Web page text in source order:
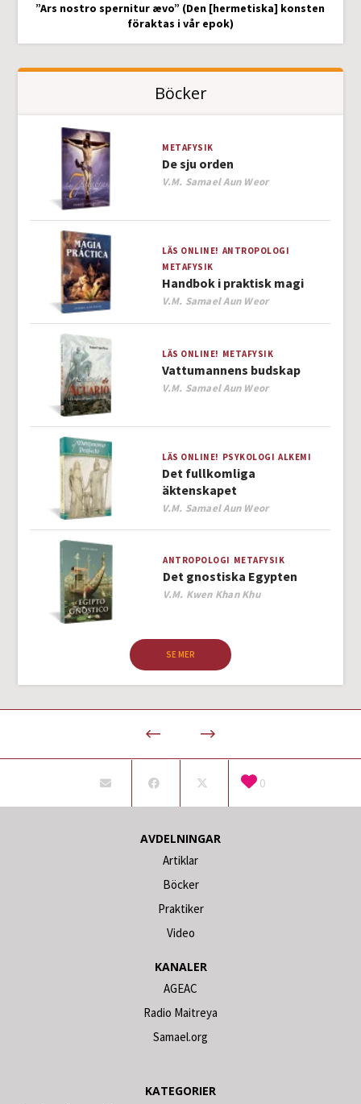
”Ars nostro spernitur ævo” (Den [hermetiska] konsten
föraktas i vår epok)
Böcker
METAFYSIK
De sju orden
Author
V.M. Samael Aun Weor
LÄS ONLINE! ANTROPOLOGI
METAFYSIK
Handbok i praktisk magi
Author
V.M. Samael Aun Weor
LÄS ONLINE! METAFYSIK
Vattumannens budskap
Author
V.M. Samael Aun Weor
LÄS ONLINE! PSYKOLOGI ALKEMI
Det fullkomliga
äktenskapet
Author
V.M. Samael Aun Weor
ANTROPOLOGI METAFYSIK
Det gnostiska Egypten
Author
V.M. Kwen Khan Khu
SE MER
0
AVDELNINGAR
Artiklar
Böcker
Praktiker
Video
KANALER
AGEAC
Radio Maitreya
Samael.org
KATEGORIER